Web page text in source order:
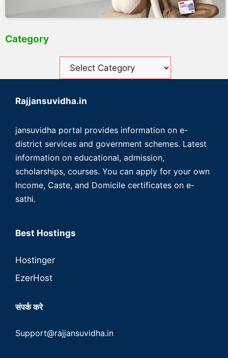
Category
Rajjansuvidha.in
jansuvidha portal provides information on e-
district services and government schemes. Latest
information on educational, admission,
scholarships, courses. You can apply for your own
Income, Caste, and Domicile certificates on e-
sathi.
Best Hostings
Hostinger
EzerHost
संपर्क करे
Support@rajjansuvidha.in